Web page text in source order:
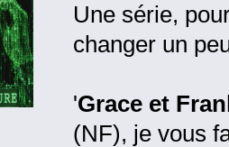
Une série,
changer un
'Grace et
(NF), je vous